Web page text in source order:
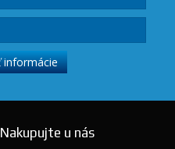
Nakupujte u nás